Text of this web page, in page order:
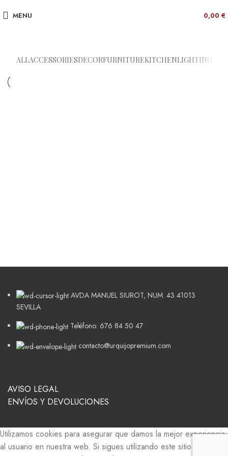
MENU 0,00 €
ALLACCESSORIESDECORFURNITUREKITCHENLIGHTING
AVDA MANUEL SIUROT, NUM. 43 41013
SEVILLA
Teléfono: 676 84 50 47
contacto@urquijopremium.com
AVISO LEGAL
ENVÍOS Y DEVOLUCIONES
Utilizamos cookies para asegurar que damos la mejor experiencia
al usuario en nuestra web. Si sigues utilizando este sitio